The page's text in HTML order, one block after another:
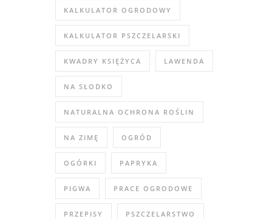
KALKULATOR OGRODOWY
KALKULATOR PSZCZELARSKI
KWADRY KSIĘŻYCA LAWENDA
NA SŁODKO
NATURALNA OCHRONA ROŚLIN
NA ZIMĘ OGRÓD
OGÓRKI PAPRYKA
PIGWA PRACE OGRODOWE
PRZEPISY PSZCZELARSTWO